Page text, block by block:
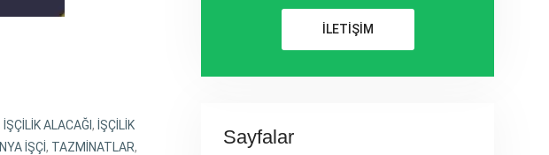
İŞÇİLİK ALACAĞI , İŞÇİLİK
İŞÇİ, TAZMİNATLAR,
İLETİŞİM
Sayfalar